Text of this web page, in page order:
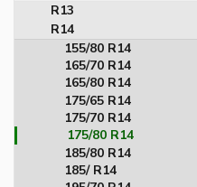
R13
R14
155/80 R14
165/70 R14
165/80 R14
175/65 R14
175/70 R14
175/80 R14
185/80 R14
185/ R14